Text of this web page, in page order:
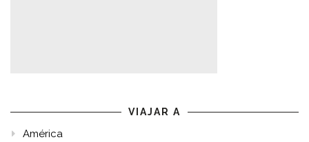
VIAJAR A
América